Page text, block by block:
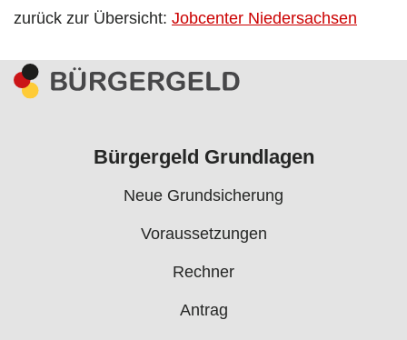
zurück zur Übersicht: Jobcenter Niedersachsen
Bürgergeld Grundlagen
Neue Grundsicherung
Voraussetzungen
Rechner
Antrag